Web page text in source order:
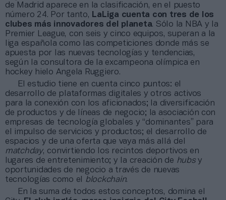
de Madrid aparece en la clasificación, en el puesto
número 24. Por tanto, LaLiga cuenta con tres de los
clubes más innovadores del planeta. Sólo la NBA y la
Premier League, con seis y cinco equipos, superan a la
liga española como las competiciones donde más se
apuesta por las nuevas tecnologías y tendencias,
según la consultora de la excampeona olímpica en
hockey hielo Angela Ruggiero.
El estudio tiene en cuenta cinco puntos: el
desarrollo de plataformas digitales y otros activos
para la conexión con los aficionados; la diversificación
de productos y de líneas de negocio; la asociación con
empresas de tecnología globales y “dominantes” para
el impulso de servicios y productos; el desarrollo de
espacios y de una oferta que vaya más allá del
matchday, convirtiendo los recintos deportivos en
lugares de entretenimiento; y la creación de hubsy
oportunidades de negocio a través de nuevas
tecnologías como el
blockchain.
En la suma de todos estos conceptos, domina el